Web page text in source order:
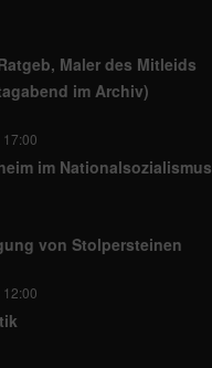
Maler des Mitleids
im Archiv)
17:00
im Nationalsozialismus
von Stolpersteinen
12:00